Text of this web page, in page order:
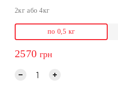
2кг або 4кг
по 0,5 кг
2570 грн